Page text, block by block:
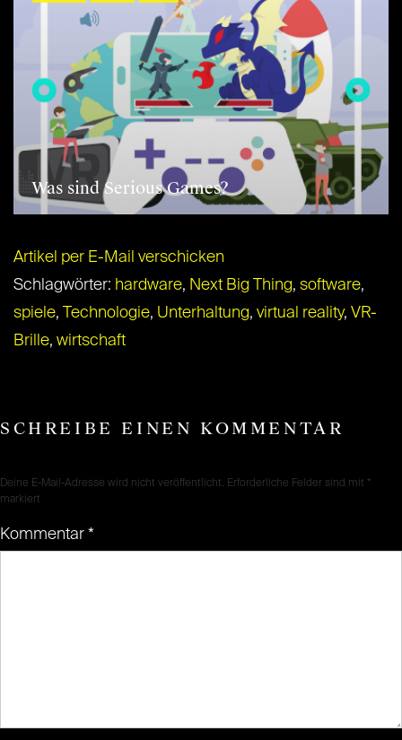
Was sind Serious Games?
Artikel per E-Mail verschicken
Schlagwörter: hardware, Next Big Thing, software,
spiele, Technologie, Unterhaltung, virtual reality, VR-
Brille, wirtschaft
SCHREIBE EINEN KOMMENTAR
Deine E-Mail-Adresse wird nicht veröffentlicht. Erforderliche Felder sind mit *
markiert
Kommentar *